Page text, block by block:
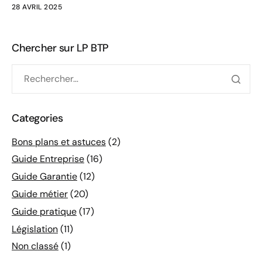
28 AVRIL 2025
Chercher sur LP BTP
Categories
Bons plans et astuces(2)
Guide Entreprise(16)
Guide Garantie(12)
Guide métier(20)
Guide pratique(17)
Législation(11)
Non classé(1)